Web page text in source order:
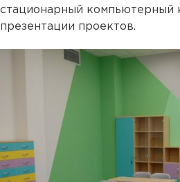
стационарный компьютерный
презентации проектов.